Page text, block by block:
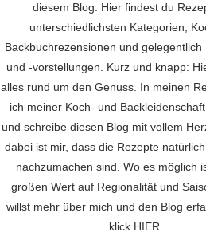
diesem Blog. Hier findest du
unterschiedlichsten Kategorien,
Backbuchrezensionen und gelegentlich
und -vorstellungen. Kurz und knapp:
alles rund um den Genuss. In meinen
ich meiner Koch- und
und schreibe diesen Blog mit vollem
dabei ist mir, dass die Rezepte
nachzumachen sind. Wo es möglich
großen Wert auf Regionalität und
willst mehr über mich und den Blog
klick HIER